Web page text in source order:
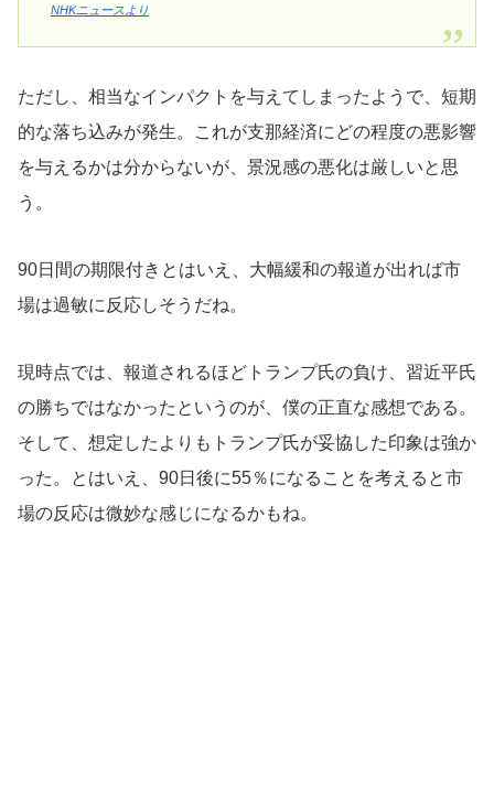
NHKニュースより
ただし、相当なインパクトを与えてしまったようで、短期
的な落ち込みが発生。これが支那経済にどの程度の悪影響
を与えるかは分からないが、景況感の悪化は厳しいと思
う。
90日間の期限付きとはいえ、大幅緩和の報道が出れば市
場は過敏に反応しそうだね。
現時点では、報道されるほどトランプ氏の負け、習近平氏
の勝ちではなかったというのが、僕の正直な感想である。
そして、想定したよりもトランプ氏が妥協した印象は強か
った。とはいえ、90日後に55％になることを考えると市
場の反応は微妙な感じになるかもね。